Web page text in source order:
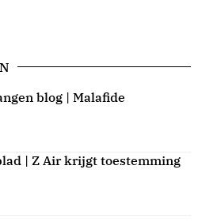
blog | Malafide
| Z Air krijgt toestemming